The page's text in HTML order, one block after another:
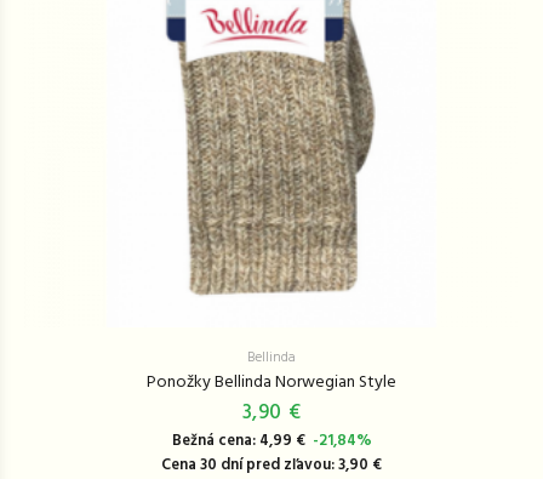
Bellinda
Ponožky Bellinda Norwegian Style
3,90 €
Bežná cena: 4,99 € -21,84%
Cena 30 dní pred zľavou: 3,90 €